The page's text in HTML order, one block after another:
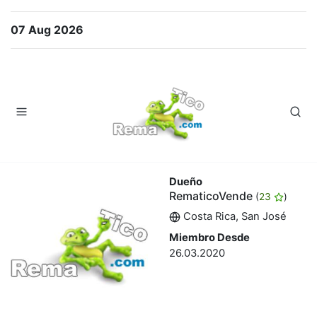
07 Aug 2026
Dueño
RematicoVende (23 )
Costa Rica, San José
Miembro Desde
26.03.2020